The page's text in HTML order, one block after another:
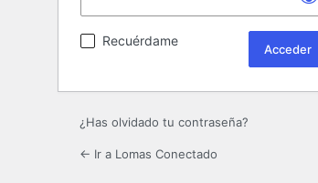
Recuérdame
¿Has olvidado tu contraseña?
← Ir a Lomas Conectado